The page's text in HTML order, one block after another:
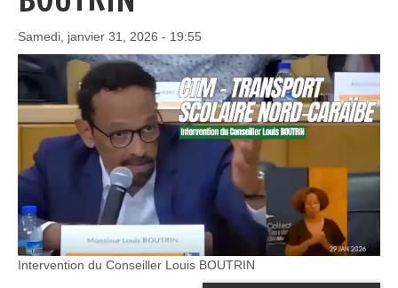
Samedi, janvier 31, 2026 - 19:55
Intervention du Conseiller Louis BOUTRIN